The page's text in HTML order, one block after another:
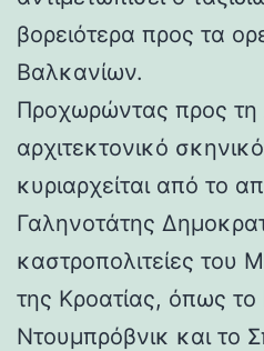
βορειότερα προς τα
Βαλκανίων.
Προχωρώντας προς τη
αρχιτεκτονικό
κυριαρχείται από το
Γαληνοτάτης
καστροπολιτείες του
της Κροατίας, όπως το
Ντουμπρόβνικ και το